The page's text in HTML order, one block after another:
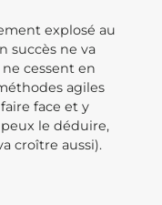
explosé au
succès ne va
ne cessent en
agiles
face et y
le déduire,
croître aussi).